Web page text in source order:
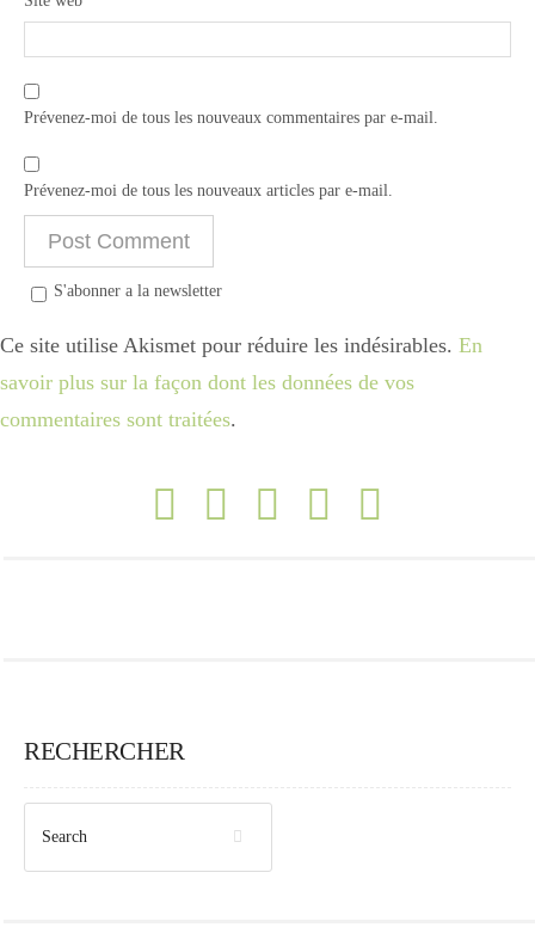
Prévenez-moi de tous les nouveaux commentaires par e-mail.
Prévenez-moi de tous les nouveaux articles par e-mail.
S'abonner a la newsletter
Ce site utilise Akismet pour réduire les indésirables. En
savoir plus sur la façon dont les données de vos
commentaires sont traitées.
RECHERCHER